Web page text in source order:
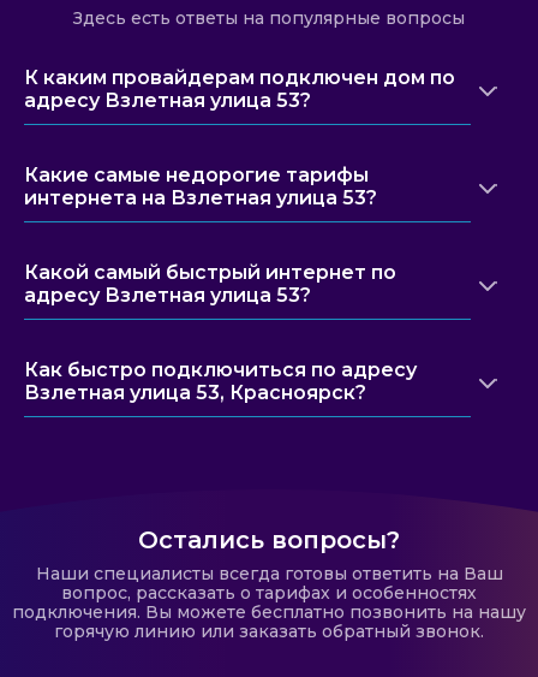
Здесь есть ответы на популярные вопросы
К каким провайдерам подключен дом по
адресу Взлетная улица 53?
Какие самые недорогие тарифы
интернета на Взлетная улица 53?
Какой самый быстрый интернет по
адресу Взлетная улица 53?
Как быстро подключиться по адресу
Взлетная улица 53, Красноярск?
Остались вопросы?
Наши специалисты всегда готовы ответить на Ваш
вопрос, рассказать о тарифах и особенностях
подключения. Вы можете бесплатно позвонить на нашу
горячую линию или заказать обратный звонок.